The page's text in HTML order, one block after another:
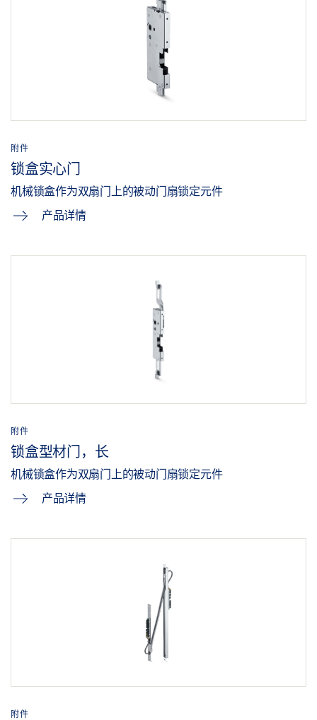
附件
锁盒实心门
机械锁盒作为双扇门上的被动门扇锁定元件
产品详情
附件
锁盒型材门，长
机械锁盒作为双扇门上的被动门扇锁定元件
产品详情
附件